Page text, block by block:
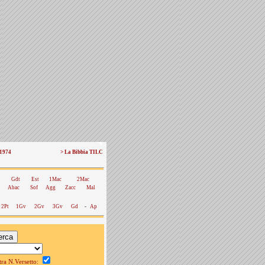
> La Bibbia TILC
Gdt Est 1Mac
2Mac
Abac
Sof Agg Zacc Mal
2Pt 1Gv 2Gv 3Gv Gd - Ap
N.Versetto: